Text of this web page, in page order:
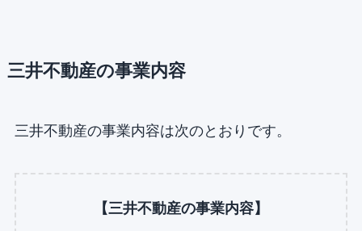
三井不動産の事業内容
三井不動産の事業内容は次のとおりです。
【三井不動産の事業内容】